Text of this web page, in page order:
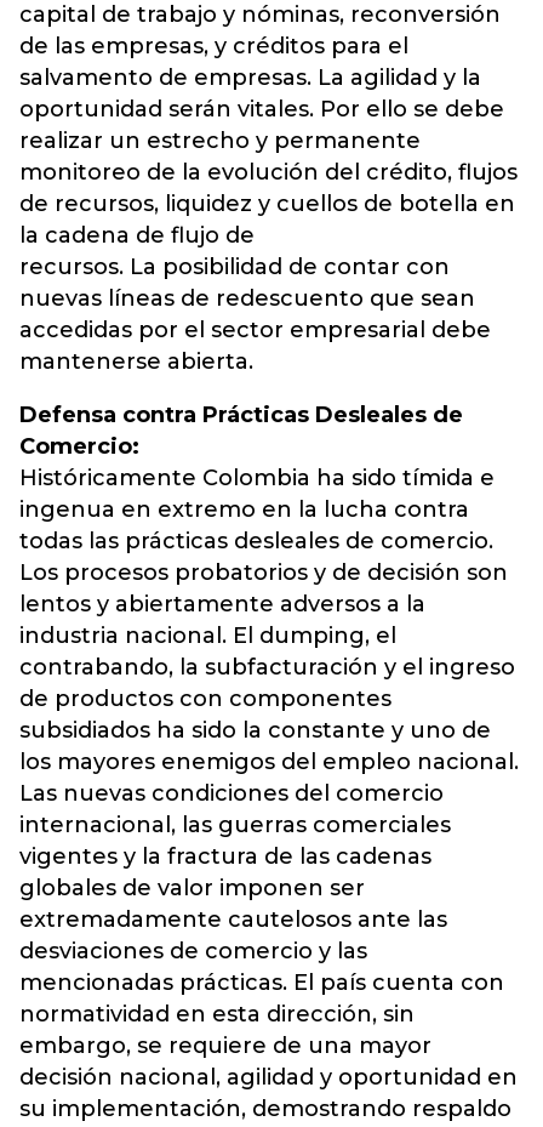
capital de trabajo y nóminas, reconversión
de las empresas, y créditos para el
salvamento de empresas. La agilidad y la
oportunidad serán vitales. Por ello se debe
realizar un estrecho y permanente
monitoreo de la evolución del crédito, flujos
de recursos, liquidez y cuellos de botella en
la cadena de flujo de
recursos. La posibilidad de contar con
nuevas líneas de redescuento que sean
accedidas por el sector empresarial debe
mantenerse abierta.
Defensa contra Prácticas Desleales de
Comercio:
Históricamente Colombia ha sido tímida e
ingenua en extremo en la lucha contra
todas las prácticas desleales de comercio.
Los procesos probatorios y de decisión son
lentos y abiertamente adversos a la
industria nacional. El dumping, el
contrabando, la subfacturación y el ingreso
de productos con componentes
subsidiados ha sido la constante y uno de
los mayores enemigos del empleo nacional.
Las nuevas condiciones del comercio
internacional, las guerras comerciales
vigentes y la fractura de las cadenas
globales de valor imponen ser
extremadamente cautelosos ante las
desviaciones de comercio y las
mencionadas prácticas. El país cuenta con
normatividad en esta dirección, sin
embargo, se requiere de una mayor
decisión nacional, agilidad y oportunidad en
su implementación, demostrando respaldo